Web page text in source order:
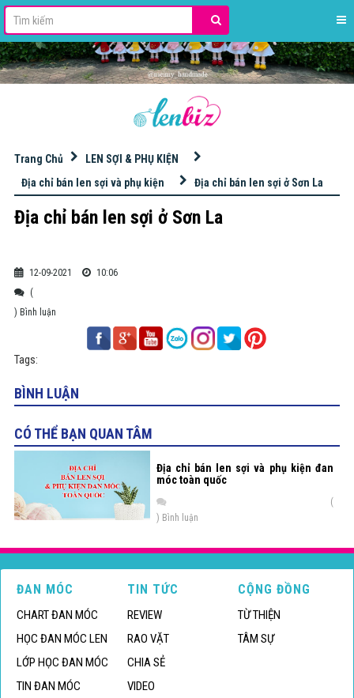
Trang Chủ
LEN SỢI & PHỤ KIỆN
Địa chỉ bán len sợi và phụ kiện
Địa chỉ bán len sợi ở Sơn La
Địa chỉ bán len sợi ở Sơn La
12-09-2021
10:06
(
) Bình luận
Tags:
BÌNH LUẬN
CÓ THỂ BẠN QUAN TÂM
Địa chỉ bán len sợi và phụ kiện đan
móc toàn quốc
(
) Bình luận
ĐAN MÓC
CHART ĐAN MÓC
HỌC ĐAN MÓC LEN
LỚP HỌC ĐAN MÓC
TIN ĐAN MÓC
TIN TỨC
REVIEW
RAO VẶT
CHIA SẺ
VIDEO
CỘNG ĐỒNG
TỪ THIỆN
TÂM SỰ